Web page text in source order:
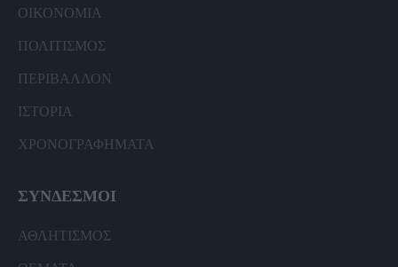
ΟΙΚΟΝΟΜΙΑ
ΠΟΛΙΤΙΣΜΟΣ
ΠΕΡΙΒΑΛΛΟΝ
ΙΣΤΟΡΙΑ
ΧΡΟΝΟΓΡΑΦΗΜΑΤΑ
ΣΥΝΔΕΣΜΟΙ
ΑΘΛΗΤΙΣΜΟΣ